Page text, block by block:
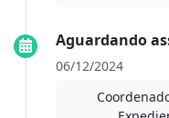
Aguardando
06/12/2024